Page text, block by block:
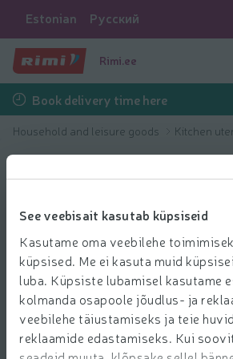
See veebisait kasutab küpsiseid
Kasutame oma veebilehe
küpsised. Me ei kasuta muid
luba. Küpsiste lubamisel kasutame
kolmanda osapoole jõudlus- ja
veebilehe täiustamiseks ja teie
reklaamide edastamiseks. Kui
Estonian Русский
Rimi.ee
Book delivery time here
Household and leisure goods Kitchen